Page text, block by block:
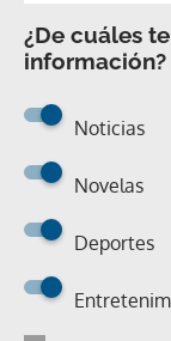
¿De cuáles
información?
Noticias
Novelas
Deportes